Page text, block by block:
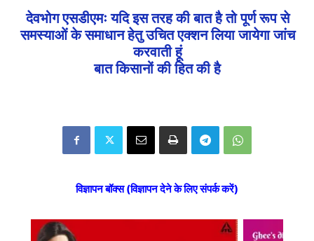
देवभोग एसडीएमः यदि इस तरह की बात है तो पूर्ण रूप से
समस्याओं के समाधान हेतु उचित एक्शन लिया जायेगा जांच
करवाती हूं
बात किसानों की हित की है
विज्ञापन बॉक्स (विज्ञापन देने के लिए संपर्क करें)